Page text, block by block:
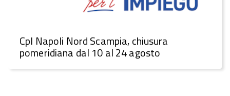
CpI Napoli Nord Scampia, chiusura
pomeridiana dal 10 al 24 agosto